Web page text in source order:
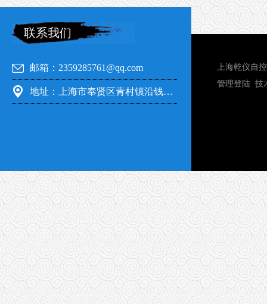
联系我们
邮箱：2359285761@qq.com
地址：上海市奉贤区青村镇沿钱公路351号
上海乾仪自
管理登陆 技